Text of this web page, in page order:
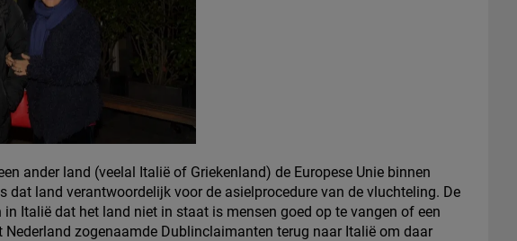
ander land (veelal Italië of Griekenland) de Europese Unie binnen
dat land verantwoordelijk voor de asielprocedure van de vluchteling. De
Italië dat het land niet in staat is mensen goed op te vangen of een
Nederland zogenaamde Dublinclaimanten terug naar Italië om daar